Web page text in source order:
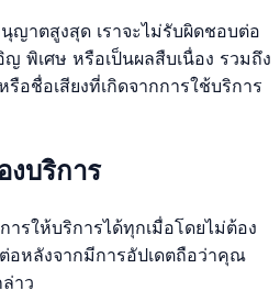
ญาตสูงสุด เราจะไม่รับผิดชอบต่อ
พิเศษ หรือเป็นผลสืบเนื่อง รวมถึง
อชื่อเสียงที่เกิดจากการใช้บริการ
งบริการ
ารให้บริการได้ทุกเมื่อโดยไม่ต้อง
อหลังจากมีการอัปเดตถือว่าคุณ
าว